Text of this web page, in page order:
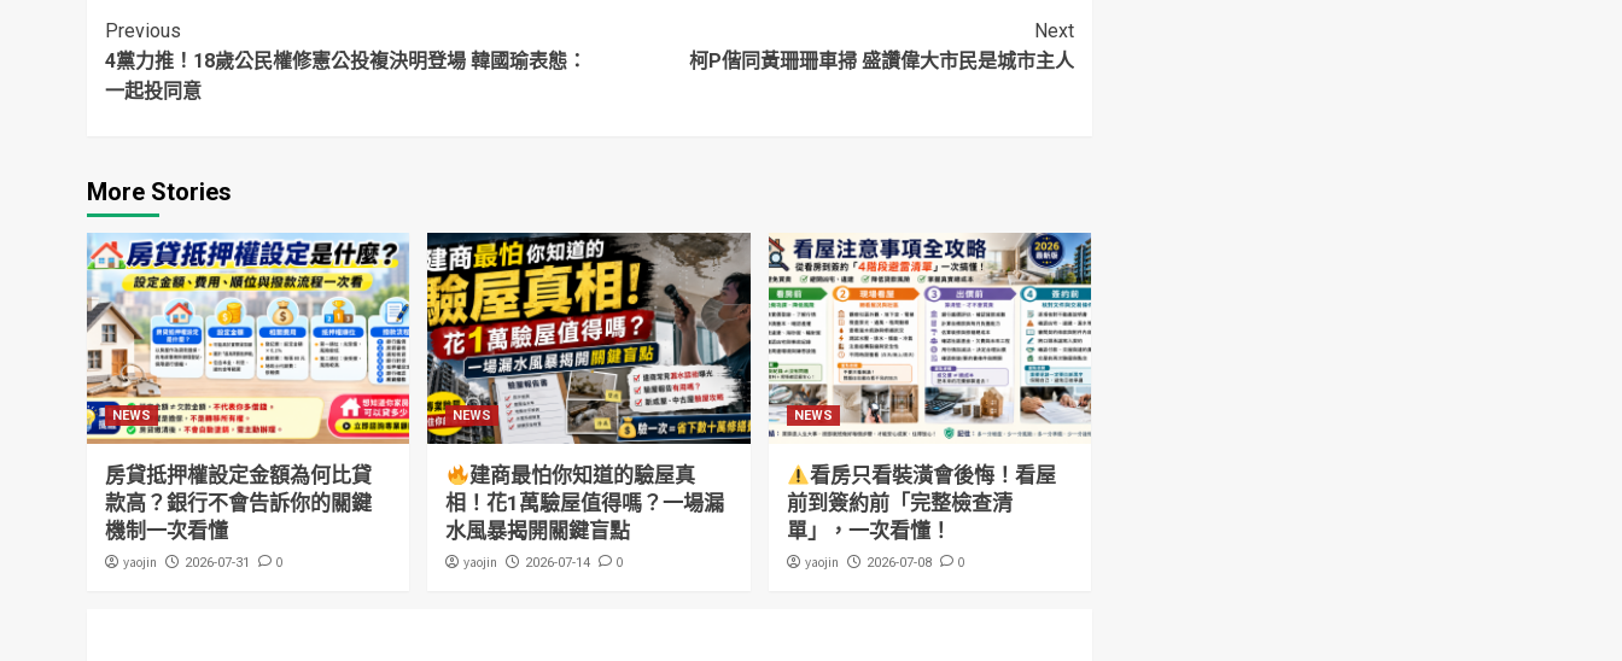
Continue
Reading
Previous
4黨力推！18歲公民權修憲公投複決明登場 韓國瑜表態：
一起投同意
Next
柯P偕同黃珊珊車掃 盛讚偉大市民是城市主人
More Stories
NEWS
房貸抵押權設定金額為何比貸
款高？銀行不會告訴你的關鍵
機制一次看懂
yaojin 2026-07-31 0
NEWS
建商最怕你知道的驗屋真
相！花1萬驗屋值得嗎？一場漏
水風暴揭開關鍵盲點
yaojin 2026-07-14 0
NEWS
看房只看裝潢會後悔！看屋
前到簽約前「完整檢查清
單」，一次看懂！
yaojin 2026-07-08 0